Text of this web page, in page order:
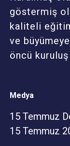
göstermiş
kaliteli
ve
öncü
Medya
15 Temmuz
15 Temmuz